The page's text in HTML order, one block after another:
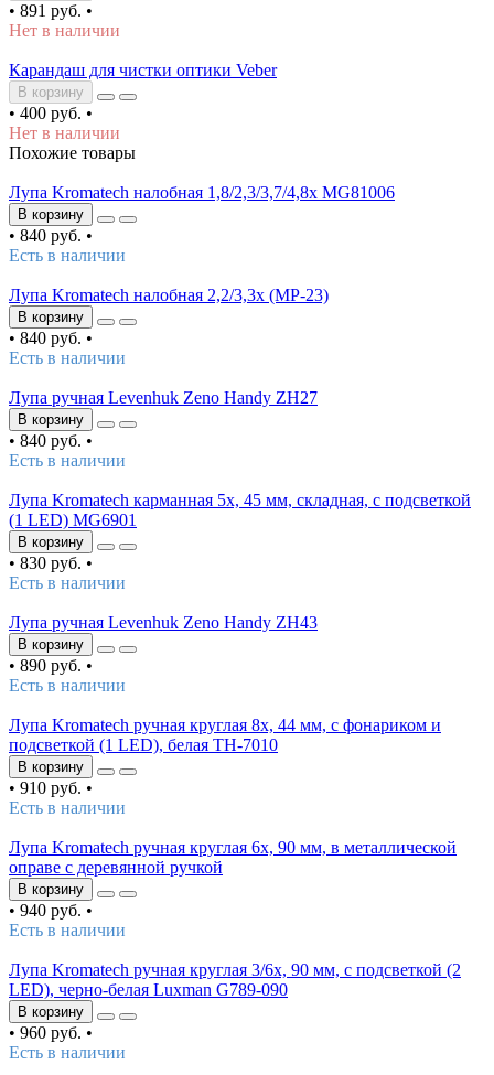
• 891 руб. •
Нет в наличии
Карандаш для чистки оптики Veber
В корзину
• 400 руб. •
Нет в наличии
Похожие товары
Лупа Kromatech налобная 1,8/2,3/3,7/4,8x MG81006
В корзину
• 840 руб. •
Есть в наличии
Лупа Kromatech налобная 2,2/3,3x (MP-23)
В корзину
• 840 руб. •
Есть в наличии
Лупа ручная Levenhuk Zeno Handy ZH27
В корзину
• 840 руб. •
Есть в наличии
Лупа Kromatech карманная 5х, 45 мм, складная, с подсветкой
(1 LED) MG6901
В корзину
• 830 руб. •
Есть в наличии
Лупа ручная Levenhuk Zeno Handy ZH43
В корзину
• 890 руб. •
Есть в наличии
Лупа Kromatech ручная круглая 8х, 44 мм, с фонариком и
подсветкой (1 LED), белая TH-7010
В корзину
• 910 руб. •
Есть в наличии
Лупа Kromatech ручная круглая 6х, 90 мм, в металлической
оправе с деревянной ручкой
В корзину
• 940 руб. •
Есть в наличии
Лупа Kromatech ручная круглая 3/6х, 90 мм, с подсветкой (2
LED), черно-белая Luxman G789-090
В корзину
• 960 руб. •
Есть в наличии